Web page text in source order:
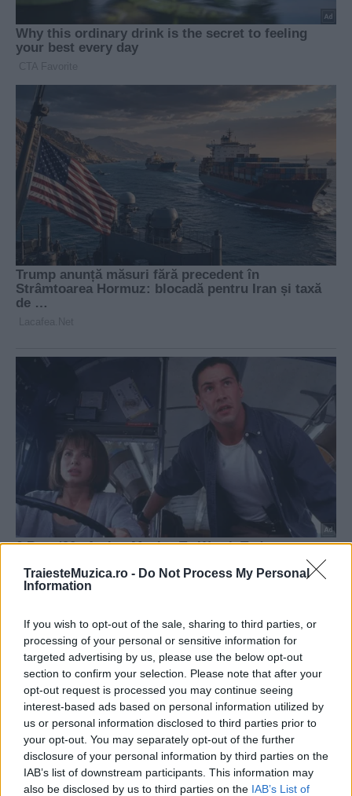
TraiesteMuzica.ro - Do Not Process My Personal
Information
If you wish to opt-out of the sale, sharing to third parties, or
processing of your personal or sensitive information for
targeted advertising by us, please use the below opt-out
section to confirm your selection. Please note that after your
opt-out request is processed you may continue seeing
interest-based ads based on personal information utilized by
us or personal information disclosed to third parties prior to
your opt-out. You may separately opt-out of the further
disclosure of your personal information by third parties on the
IAB’s list of downstream participants. This information may
also be disclosed by us to third parties on the IAB’s List of